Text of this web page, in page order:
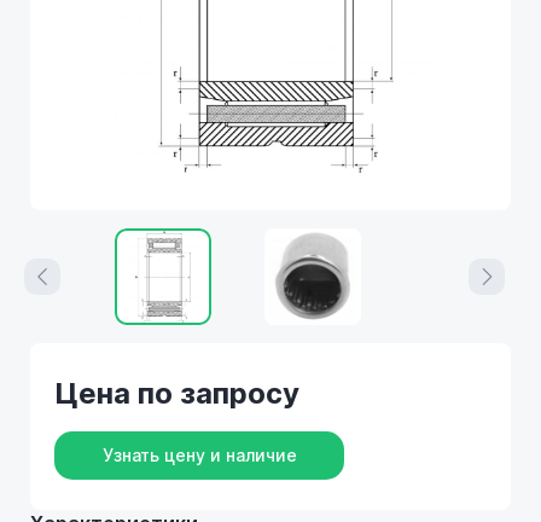
Цена по запросу
Узнать цену и наличие